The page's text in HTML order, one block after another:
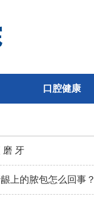
口腔健康
磨 牙
上的脓包怎么回事？